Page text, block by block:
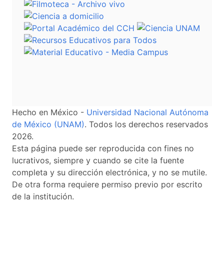
Hecho en México - Universidad Nacional Autónoma
de México (UNAM). Todos los derechos reservados
2026.
Esta página puede ser reproducida con fines no
lucrativos, siempre y cuando se cite la fuente
completa y su dirección electrónica, y no se mutile.
De otra forma requiere permiso previo por escrito
de la institución.